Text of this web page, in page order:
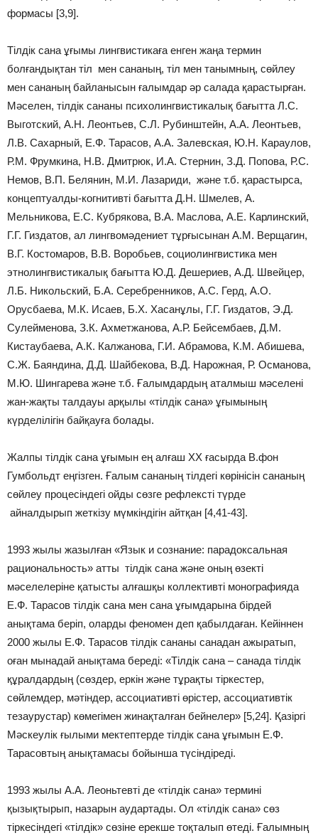
формасы [3,9].
Тілдік сана ұғымы лингвистикаға енген жаңа термин
болғандықтан тіл мен сананың, тіл мен танымның, сөйлеу
мен сананың байланысын ғалымдар әр салада қарастырған.
Мәселен, тілдік сананы психолингвистикалық бағытта Л.С.
Выготский, А.Н. Леонтьев, С.Л. Рубинштейн, А.А. Леонтьев,
Л.В. Сахарный, Е.Ф. Тарасов, А.А. Залевская, Ю.Н. Караулов,
Р.М. Фрумкина, Н.В. Дмитрюк, И.А. Стернин, З.Д. Попова, Р.С.
Немов, В.П. Белянин, М.И. Лазариди, және т.б. қарастырса,
концептуалды-когнитивті бағытта Д.Н. Шмелев, А.
Мельникова, Е.С. Кубрякова, В.А. Маслова, А.Е. Карлинский,
Г.Г. Гиздатов, ал лингвомәдениет тұрғысынан А.М. Верщагин,
В.Г. Костомаров, В.В. Воробьев, социолингвистика мен
этнолингвистикалық бағытта Ю.Д. Дешериев, А.Д. Швейцер,
Л.Б. Никольский, Б.А. Серебренников, А.С. Герд, А.О.
Орусбаева, М.К. Исаев, Б.Х. Хасанұлы, Г.Г. Гиздатов, Э.Д.
Сулейменова, З.К. Ахметжанова, А.Р. Бейсембаев, Д.М.
Кистаубаева, А.К. Калжанова, Г.И. Абрамова, К.М. Абишева,
С.Ж. Баяндина, Д.Д. Шайбекова, В.Д. Нарожная, Р. Османова,
М.Ю. Шингарева және т.б. Ғалымдардың аталмыш мәселені
жан-жақты талдауы арқылы «тілдік сана» ұғымының
күрделілігін байқауға болады.
Жалпы тілдік сана ұғымын ең алғаш XX ғасырда В.фон
Гумбольдт еңгізген. Ғалым сананың тілдегі көрінісін сананың
сөйлеу процесіндегі ойды сөзге рефлексті түрде
айналдырып жеткізу мүмкіндігін айтқан [4,41-43].
1993 жылы жазылған «Язык и сознание: парадоксальная
рациональность» атты тілдік сана және оның өзекті
мәселелеріне қатысты алғашқы коллективті монографияда
Е.Ф. Тарасов тілдік сана мен сана ұғымдарына бірдей
анықтама беріп, оларды феномен деп қабылдаған. Кейіннен
2000 жылы Е.Ф. Тарасов тілдік сананы санадан ажыратып,
оған мынадай анықтама береді: «Тілдік сана – санада тілдік
құралдардың (сөздер, еркін және тұрақты тіркестер,
сөйлемдер, мәтіндер, ассоциативті өрістер, ассоциативтік
тезаурустар) көмегімен жинақталған бейнелер» [5,24]. Қазіргі
Мәскеулік ғылыми мектептерде тілдік сана ұғымын Е.Ф.
Тарасовтың анықтамасы бойынша түсіндіреді.
1993 жылы А.А. Леоньтевті де «тілдік сана» термині
қызықтырып, назарын аудартады. Ол «тілдік сана» сөз
тіркесіндегі «тілдік» сөзіне ерекше тоқталып өтеді. Ғалымның